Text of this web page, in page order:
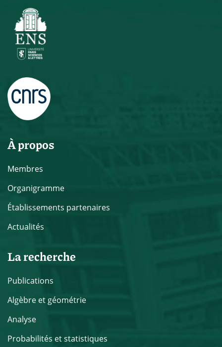
À propos
Membres
Organigramme
Établissements partenaires
Actualités
La recherche
Publications
Algèbre et géométrie
Analyse
Probabilités et statistiques